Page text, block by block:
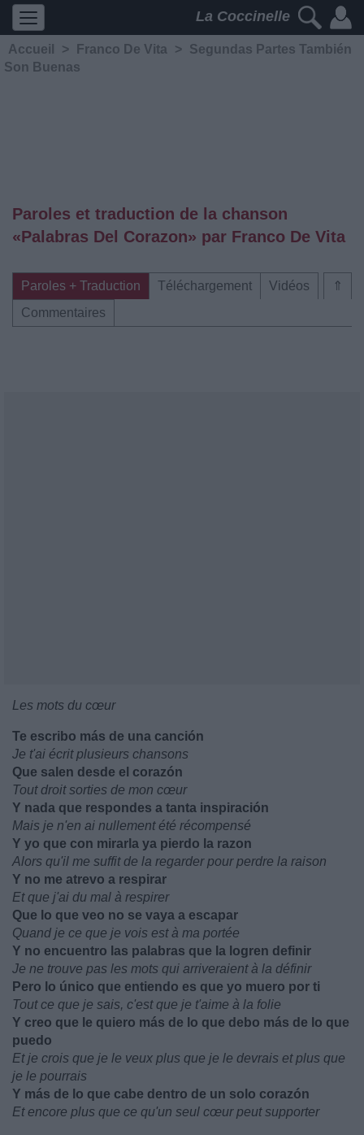
La Coccinelle
Accueil > Franco De Vita >
Segundas Partes También
Son Buenas
Paroles et traduction de la chanson
«Palabras Del Corazon» par Franco De Vita
⇑
Paroles + Traduction Téléchargement
Vidéos
Commentaires
Les mots du cœur
Te escribo más de una canción
Je t'ai écrit plusieurs chansons
Que salen desde el corazón
Tout droit sorties de mon cœur
Y nada que respondes a tanta inspiración
Mais je n'en ai nullement été récompensé
Y yo que con mirarla ya pierdo la razon
Alors qu'il me suffit de la regarder pour perdre la raison
Y no me atrevo a respirar
Et que j'ai du mal à respirer
Que lo que veo no se vaya a escapar
Quand je ce que je vois est à ma portée
Y no encuentro las palabras que la logren definir
Je ne trouve pas les mots qui arriveraient à la définir
Pero lo único que entiendo es que yo muero por ti
Tout ce que je sais, c'est que je t'aime à la folie
Y creo que le quiero más de lo que debo más de lo que
puedo
Et je crois que je le veux plus que je le devrais et plus que
je le pourrais
Y más de lo que cabe dentro de un solo corazón
Et encore plus que ce qu'un seul cœur peut supporter